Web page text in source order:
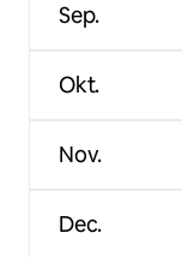
Sep.
Okt.
Nov.
Dec.